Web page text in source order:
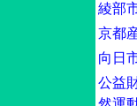
綾部
京都
向日
公益